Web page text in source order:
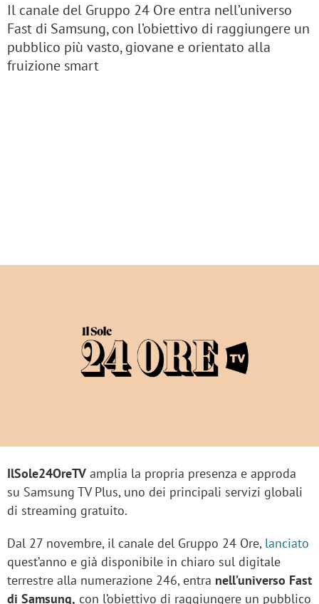
Il canale del Gruppo 24 Ore entra nell’universo
Fast di Samsung, con l’obiettivo di raggiungere un
pubblico più vasto, giovane e orientato alla
fruizione smart
IlSole24OreTV amplia la propria presenza e approda
su Samsung TV Plus, uno dei principali servizi globali
di streaming gratuito.
Dal 27 novembre, il canale del Gruppo 24 Ore, lanciato
quest’anno e già disponibile in chiaro sul digitale
terrestre alla numerazione 246, entra nell’universo Fast
di Samsung, con l’obiettivo di raggiungere un pubblico